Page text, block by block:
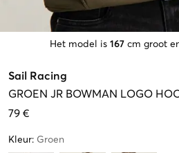
Het model is 167 cm groot
Sail Racing
GROEN JR BOWMAN LOGO
79 €
Kleur: Groen